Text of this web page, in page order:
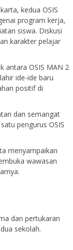
kedua OSIS
program kerja,
siswa. Diskusi
karakter pelajar
antara OSIS MAN 2
ide-ide baru
positif di
dan semangat
pengurus OSIS
menyampaikan
wawasan
dan pertukaran
sekolah.